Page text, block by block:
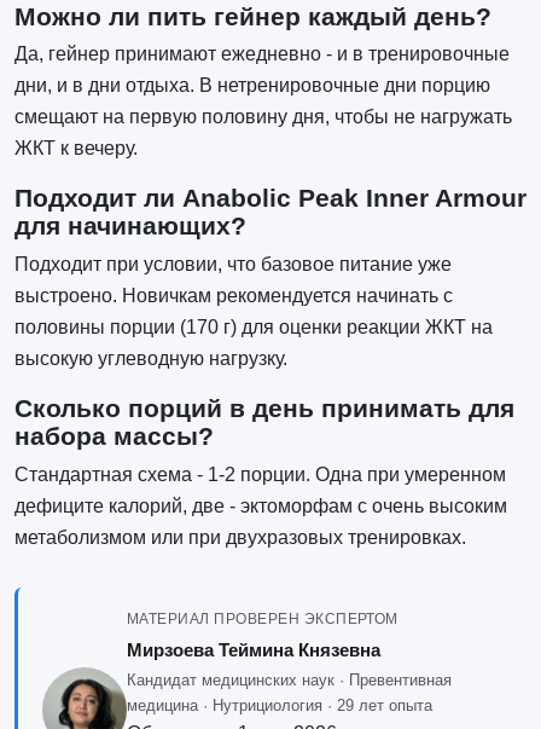
Можно ли пить гейнер каждый день?
Да, гейнер принимают ежедневно - и в тренировочные
дни, и в дни отдыха. В нетренировочные дни порцию
смещают на первую половину дня, чтобы не нагружать
ЖКТ к вечеру.
Подходит ли Anabolic Peak Inner Armour
для начинающих?
Подходит при условии, что базовое питание уже
выстроено. Новичкам рекомендуется начинать с
половины порции (170 г) для оценки реакции ЖКТ на
высокую углеводную нагрузку.
Сколько порций в день принимать для
набора массы?
Стандартная схема - 1-2 порции. Одна при умеренном
дефиците калорий, две - эктоморфам с очень высоким
метаболизмом или при двухразовых тренировках.
МАТЕРИАЛ ПРОВЕРЕН ЭКСПЕРТОМ
Мирзоева Теймина Князевна
Кандидат медицинских наук · Превентивная
медицина · Нутрициология · 29 лет опыта